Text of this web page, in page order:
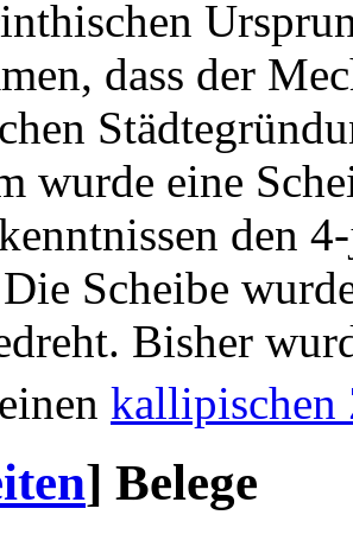
dass der
wurde eine
den
Scheibe
Bisher
kallipischen
] Belege